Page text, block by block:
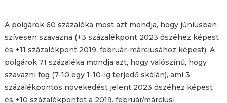
A polgárok 60 százaléka most azt mondja, hogy júniusban
szívesen szavazna (+3 százalékpont 2023 őszéhez képest
és +11 százalékpont 2019. február-márciusához képest). A
polgárok 71 százaléka mondja azt, hogy valószínű, hogy
szavazni fog (7-10 egy 1-10-ig terjedő skálán), ami 3
százalékpontos növekedést jelent 2023 őszéhez képest
és +10 százalékpontot a 2019. február/márciusi